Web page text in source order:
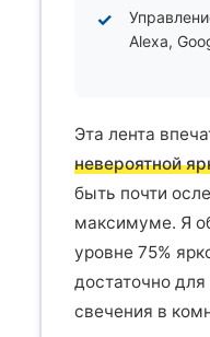
Alexa,
Эта лента
невероятной
быть почти
максимуме. Я
уровне 75%
достаточно
свечения в